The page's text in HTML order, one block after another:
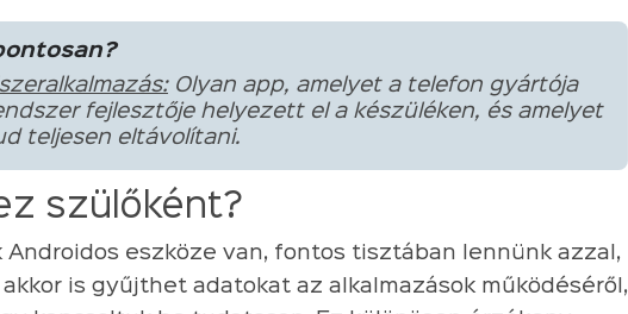
Olyan app, amelyet a telefon gyártója
fejlesztője helyezett el a készüléken, és amelyet
teljesen eltávolítani.
szülőként?
Androidos eszköze van, fontos tisztában lennünk azzal,
akkor is gyűjthet adatokat az alkalmazások működéséről,